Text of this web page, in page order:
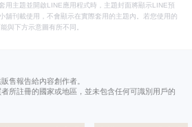
用主題並開啟LINE應用程式時，主題封面將顯示LINE預
舖刊載使用，不會顯示在實際套用的主題內。若您使用的
與下方示意圖有所不同。
售報告給內容創作者。
所註冊的國家或地區，並未包含任何可識別用戶的